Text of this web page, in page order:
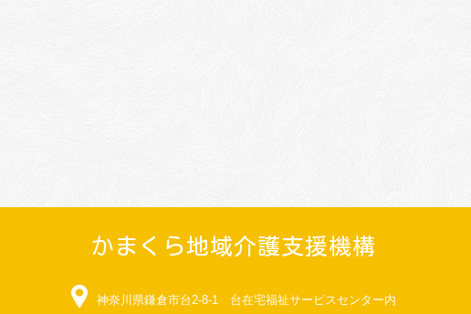
かまくら地域介護支援機構
神奈川県鎌倉市台2-8-1 台在宅福祉サービスセンター内